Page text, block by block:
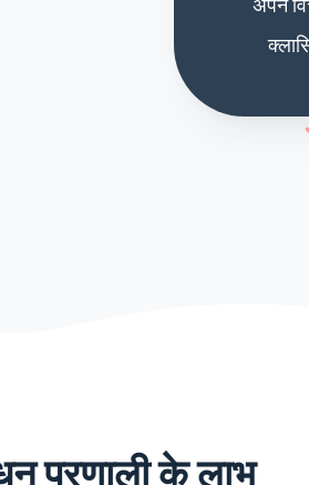
प्रणाली के लाभ